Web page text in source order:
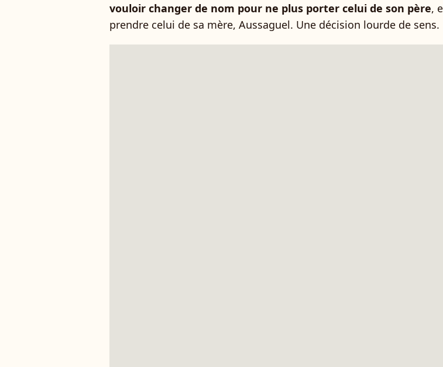
vouloir changer de nom pour ne plus porter celui de son père,
prendre celui de sa mère, Aussaguel. Une décision lourde de sens.